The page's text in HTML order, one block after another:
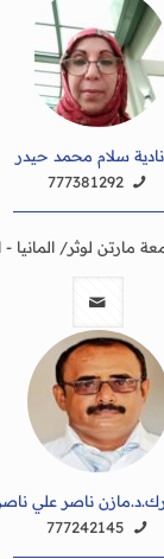
سلام محمد حيدر
777381292
مارتن لوثر/ المانيا -
ناصر علي
777242145